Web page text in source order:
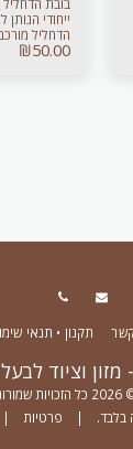
ייחודי
הדחליל
גורמים ₪50.00
וציוד
בלבד. | פרטיות
תקנון • תנאי